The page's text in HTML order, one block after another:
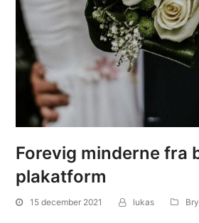
Forevig minderne fra
plakatform
15 december 2021 lukas